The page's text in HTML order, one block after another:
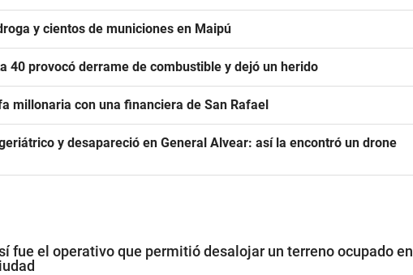
y cientos de municiones en Maipú
40 provocó derrame de combustible y dejó un herido
millonaria con una financiera de San Rafael
y desapareció en General Alvear: así la encontró un drone
fue el operativo que permitió desalojar un terreno ocupado en